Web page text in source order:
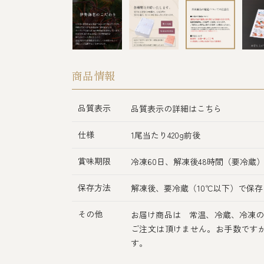
商品情報
品質表示 品質表示の詳細はこちら
仕様 1尾当たり420g前後
賞味期限 冷凍60日、解凍後48時間（要冷蔵）
保存方法 解凍後、要冷蔵（10℃以下）で保存
その他
お届け商品は 常温、冷蔵、冷凍
ご注文は頂けません。お手数です
す。